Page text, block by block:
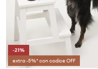
-21%
extra -5%* con codice OFF